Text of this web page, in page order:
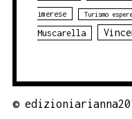
imerese Turismo
Muscarella
©